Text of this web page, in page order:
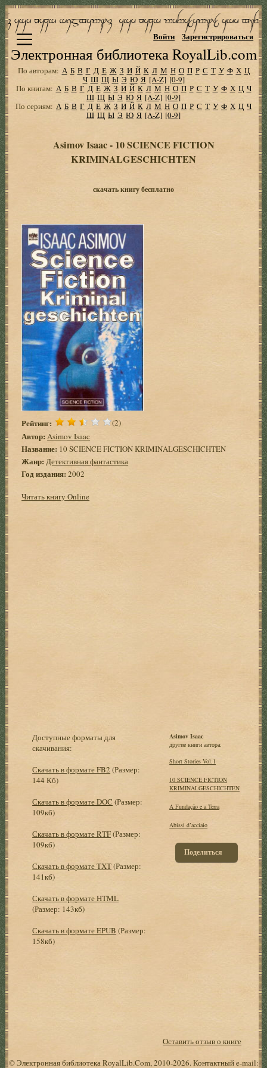
Электронная библиотека RoyalLib.com
Войти Зарегистрироваться
По авторам: А Б В Г Д Е Ж З И Й К Л М Н О П Р С Т У Ф Х Ц
Ч Ш Щ Ы Э Ю Я [A-Z] [0-9]
По книгам: А Б В Г Д Е Ж З И Й К Л М Н О П Р С Т У Ф Х Ц Ч
Ш Щ Ы Э Ю Я [A-Z] [0-9]
По сериям: А Б В Г Д Е Ж З И Й К Л М Н О П Р С Т У Ф Х Ц Ч
Ш Щ Ы Э Ю Я [A-Z] [0-9]
Asimov Isaac - 10 SCIENCE FICTION
KRIMINALGESCHICHTEN
скачать книгу бесплатно
Рейтинг: (2)
Автор: Asimov Isaac
Название: 10 SCIENCE FICTION KRIMINALGESCHICHTEN
Жанр: Детективная фантастика
Год издания:2002
Читать книгу Online
Доступные форматы для
скачивания:
Скачать в формате FB2 (Размер:
144 Кб)
Скачать в формате DOC (Размер:
109кб)
Скачать в формате RTF(Размер:
109кб)
Скачать в формате TXT(Размер:
141кб)
Скачать в формате HTML
(Размер: 143кб)
Скачать в формате EPUB (Размер:
158кб)
Asimov Isaac
другие книги автора:
Short Stories Vol.1
10 SCIENCE FICTION
KRIMINALGESCHICHTEN
A Fundação e a Terra
Abissi d’acciaio
Поделиться
Оставить отзыв о книге
© Электронная библиотека RoyalLib.Com, 2010-2026. Контактный e-mail: